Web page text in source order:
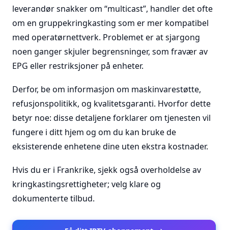
leverandør snakker om “multicast”, handler det ofte
om en gruppekringkasting som er mer kompatibel
med operatørnettverk. Problemet er at sjargong
noen ganger skjuler begrensninger, som fravær av
EPG eller restriksjoner på enheter.
Derfor, be om informasjon om maskinvarestøtte,
refusjonspolitikk, og kvalitetsgaranti. Hvorfor dette
betyr noe: disse detaljene forklarer om tjenesten vil
fungere i ditt hjem og om du kan bruke de
eksisterende enhetene dine uten ekstra kostnader.
Hvis du er i Frankrike, sjekk også overholdelse av
kringkastingsrettigheter; velg klare og
dokumenterte tilbud.